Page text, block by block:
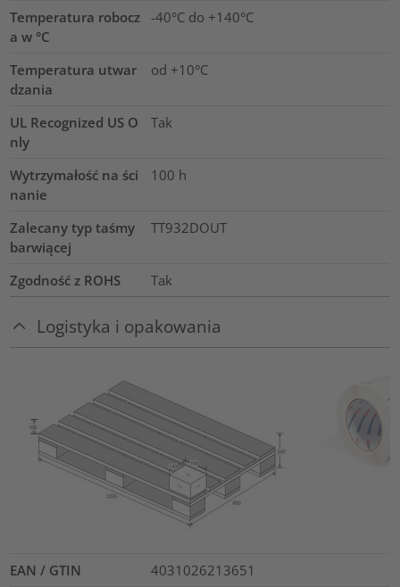
Temperatura robocz
a w °C
-40°C do +140°C
Temperatura utwar
dzania
od +10°C
UL Recognized US O
nly
Tak
Wytrzymałość na ści
nanie
100 h
Zalecany typ taśmy
barwiącej
TT932DOUT
Zgodność z ROHS Tak
Logistyka i opakowania
EAN / GTIN
4031026213651